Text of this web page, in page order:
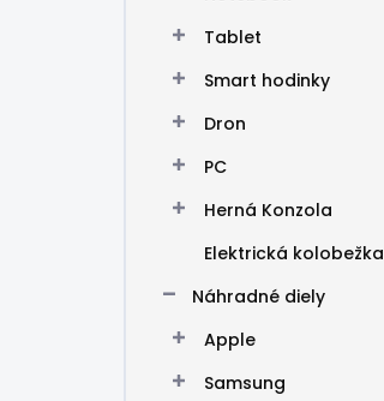
Tablet
Smart hodinky
Dron
PC
Herná Konzola
Elektrická kolobežka
Náhradné diely
Apple
Samsung